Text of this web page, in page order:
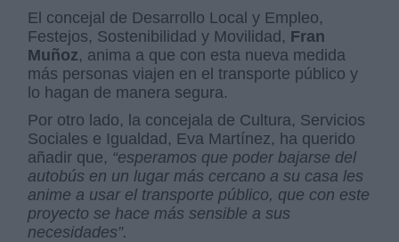
El concejal de Desarrollo Local y Empleo,
Festejos, Sostenibilidad y Movilidad, Fran
Muñoz, anima a que con esta nueva medida
más personas viajen en el transporte público y
lo hagan de manera segura.
Por otro lado, la concejala de Cultura, Servicios
Sociales e Igualdad, Eva Martínez, ha querido
añadir que, “esperamos que poder bajarse del
autobús en un lugar más cercano a su casa les
anime a usar el transporte público, que con este
proyecto se hace más sensible a sus
necesidades”.